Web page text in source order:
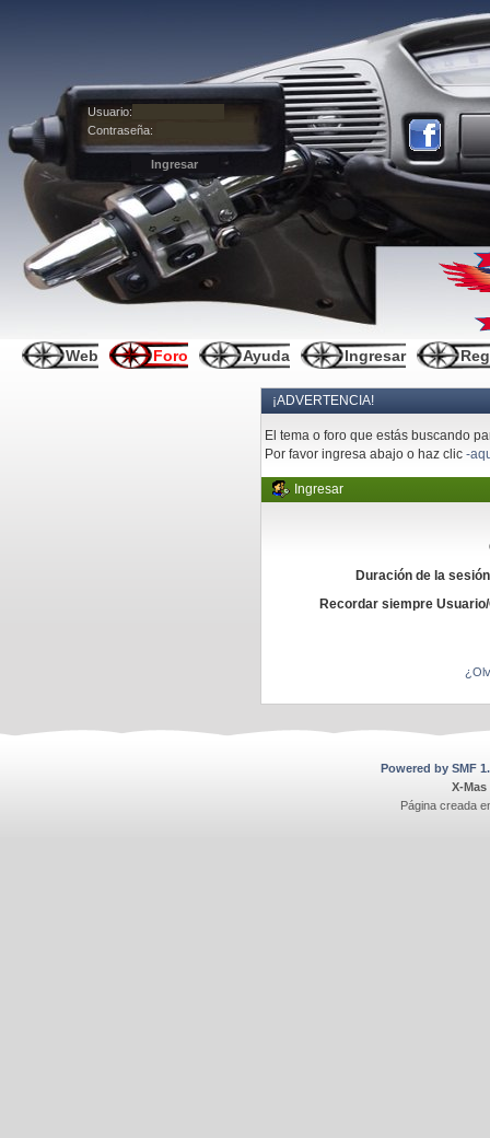
Usuario:
Contraseña:
Web Foro Ayuda Ingresar
¡ADVERTENCIA!
El tema o foro que estás buscando
Por favor ingresa abajo o haz clic-
Ingresar
Duración de la
Recordar siempre
Powered by SMF
X-Mas
Página creada